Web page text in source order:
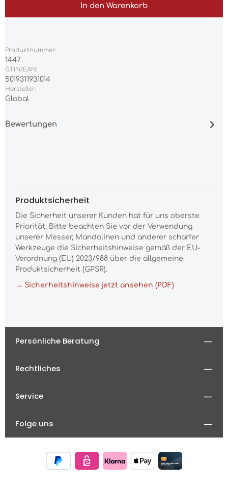
In den Warenkorb
Produktnummer:
1447
GTIN/EAN:
5019311931014
Hersteller:
Global
Bewertungen
Produktsicherheit
Die Sicherheit unserer Kunden hat für uns oberste
Priorität. Bitte beachten Sie vor der Verwendung
unserer Messer, Mandolinen und anderer scharfer
Werkzeuge die Sicherheitshinweise gemäß der EU-
Verordnung (EU) 2023/988 über die allgemeine
Produktsicherheit (GPSR).
→ Sicherheitshinweise jetzt ansehen (PDF)
Persönliche Beratung
Rechtliches
Service
Folge uns